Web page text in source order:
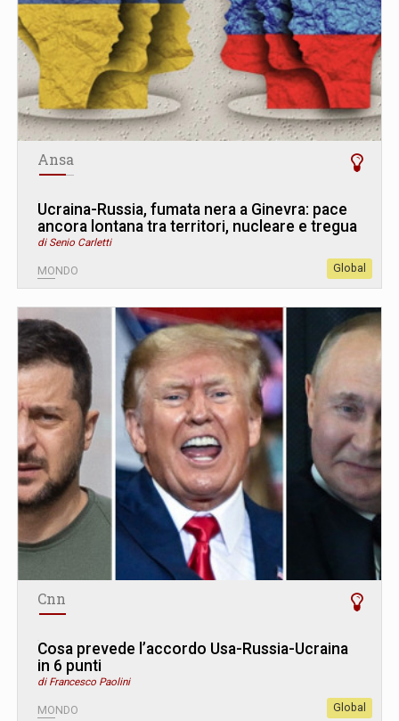
Ansa
Ucraina-Russia, fumata nera a Ginevra: pace
ancora lontana tra territori, nucleare e tregua
di Senio Carletti
MONDO Global
Cnn
Cosa prevede l’accordo Usa-Russia-Ucraina
in 6 punti
di Francesco Paolini
MONDO Global